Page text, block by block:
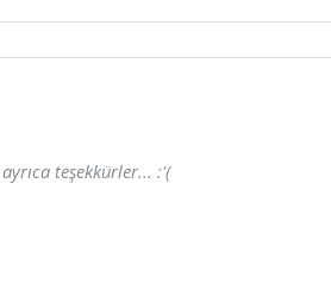
teşekkürler... :'(